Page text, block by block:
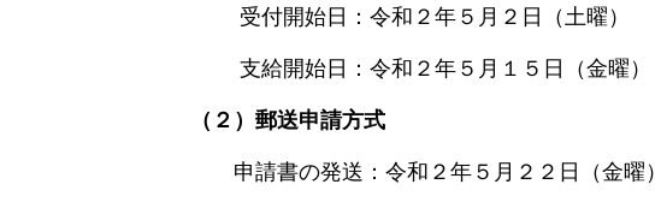
受付開始日：令和２年５月２日（土曜）
支給開始日：令和２年５月１５日（金曜）
（２）郵送申請方式
申請書の発送：令和２年５月２２日（金曜）